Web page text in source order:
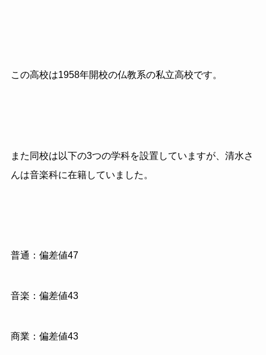
この高校は1958年開校の仏教系の私立高校です。
また同校は以下の3つの学科を設置していますが、清水さ
んは音楽科に在籍していました。
普通：偏差値47
音楽：偏差値43
商業：偏差値43